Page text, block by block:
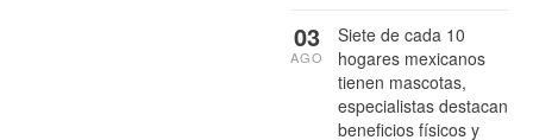
Siete de cada 10
hogares mexicanos
tienen mascotas,
especialistas destacan
beneficios físicos y
03
AGO